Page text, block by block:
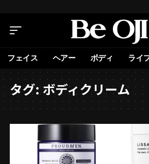
フェイス ヘアー ボディ ライ
タグ:ボディクリーム